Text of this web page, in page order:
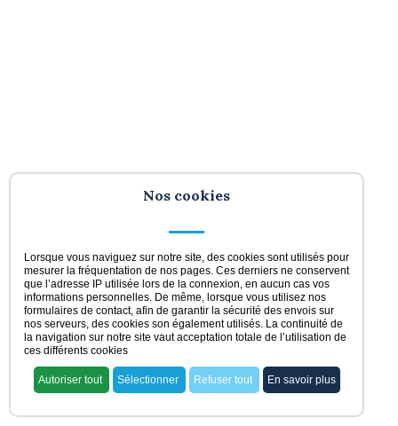
Nos cookies
Lorsque vous naviguez sur notre site, des cookies sont utilisés pour
mesurer la fréquentation de nos pages. Ces derniers ne conservent
que l’adresse IP utilisée lors de la connexion, en aucun cas vos
informations personnelles. De même, lorsque vous utilisez nos
formulaires de contact, afin de garantir la sécurité des envois sur
nos serveurs, des cookies son également utilisés. La continuité de
la navigation sur notre site vaut acceptation totale de l’utilisation de
ces différents cookies
Autoriser tout Sélectionner Refuser tout En savoir plus